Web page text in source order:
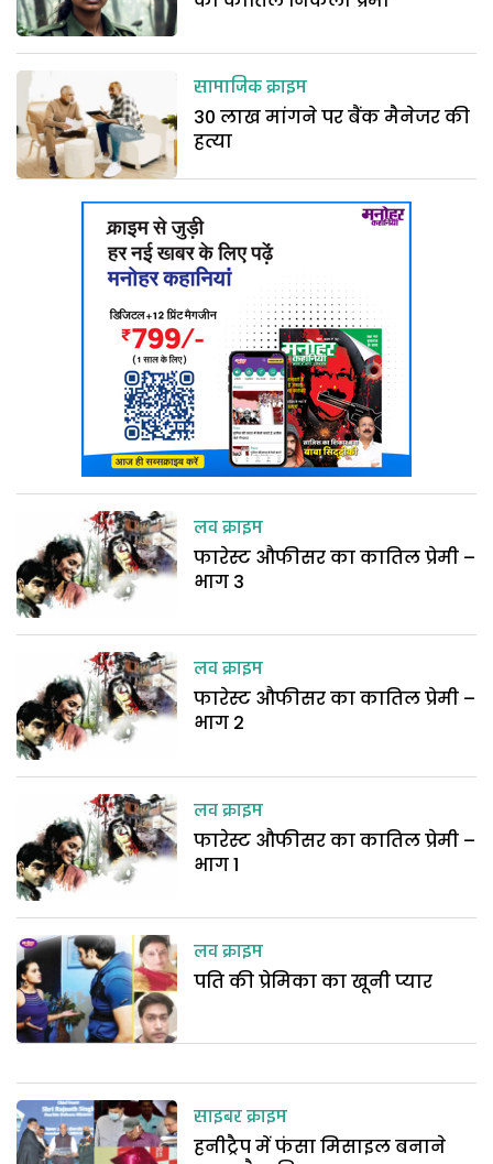
सामाजिक क्राइम
30 लाख मांगने पर बैंक मैनेजर की
हत्या
लव क्राइम
फारेस्ट औफीसर का कातिल प्रेमी –
भाग 3
लव क्राइम
फारेस्ट औफीसर का कातिल प्रेमी –
भाग 2
लव क्राइम
फारेस्ट औफीसर का कातिल प्रेमी –
भाग 1
लव क्राइम
पति की प्रेमिका का खूनी प्यार
साइबर क्राइम
हनीट्रैप में फंसा मिसाइल बनाने